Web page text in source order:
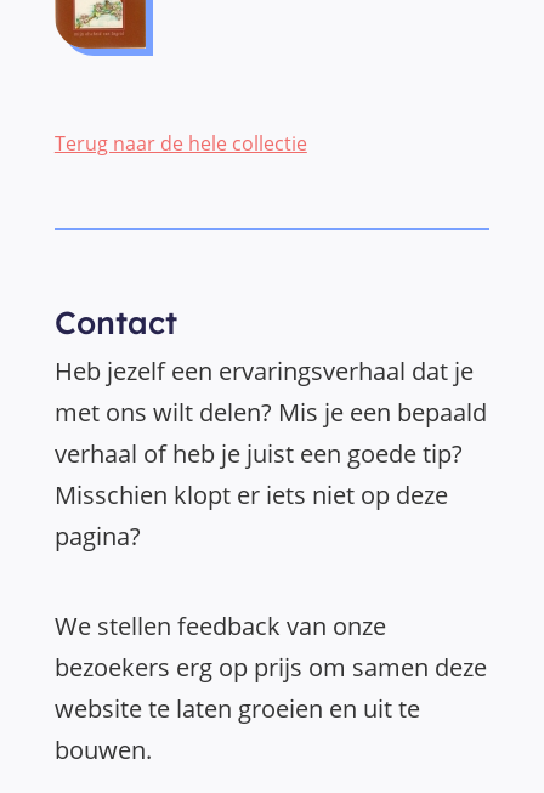
Terug naar de hele collectie
Contact
Heb jezelf een ervaringsverhaal dat je
met ons wilt delen? Mis je een bepaald
verhaal of heb je juist een goede tip?
Misschien klopt er iets niet op deze
pagina?
We stellen feedback van onze
bezoekers erg op prijs om samen deze
website te laten groeien en uit te
bouwen.